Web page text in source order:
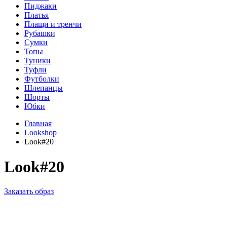
Пиджаки
Платья
Плащи и тренчи
Рубашки
Сумки
Топы
Туники
Туфли
Футболки
Шлепанцы
Шорты
Юбки
Главная
Lookshop
Look#20
Look#20
Заказать образ